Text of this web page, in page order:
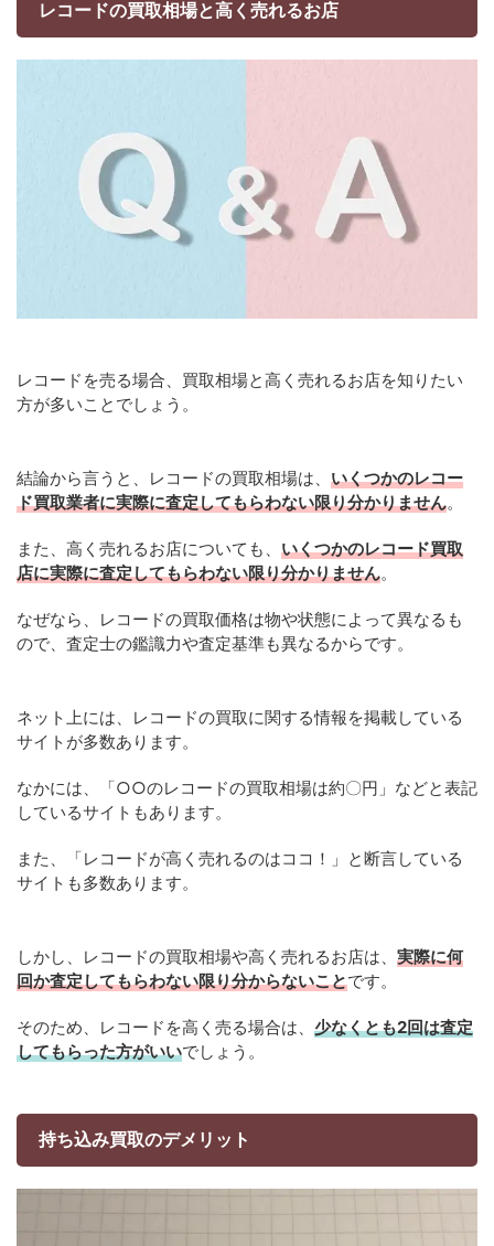
レコードの買取相場と高く売れるお店
レコードを売る場合、買取相場と高く売れるお店を知りたい
方が多いことでしょう。
結論から言うと、レコードの買取相場は、 いくつかのレコー
ド買取業者に実際に査定してもらわない限り分かりません。
また、高く売れるお店についても、 いくつかのレコード買取
店に実際に査定してもらわない限り分かりません。
なぜなら、レコードの買取価格は物や状態によって異なるも
ので、査定士の鑑識力や査定基準も異なるからです。
ネット上には、レコードの買取に関する情報を掲載している
サイトが多数あります。
なかには、「○○のレコードの買取相場は約〇円」などと表記
しているサイトもあります。
また、「レコードが高く売れるのはココ！」と断言している
サイトも多数あります。
しかし、レコードの買取相場や高く売れるお店は、 実際に何
回か査定してもらわない限り分からないことです。
そのため、レコードを高く売る場合は、 少なくとも2回は査定
してもらった方がいいでしょう。
持ち込み買取のデメリット